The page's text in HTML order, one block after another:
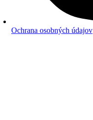
Ochrana osobných údajov